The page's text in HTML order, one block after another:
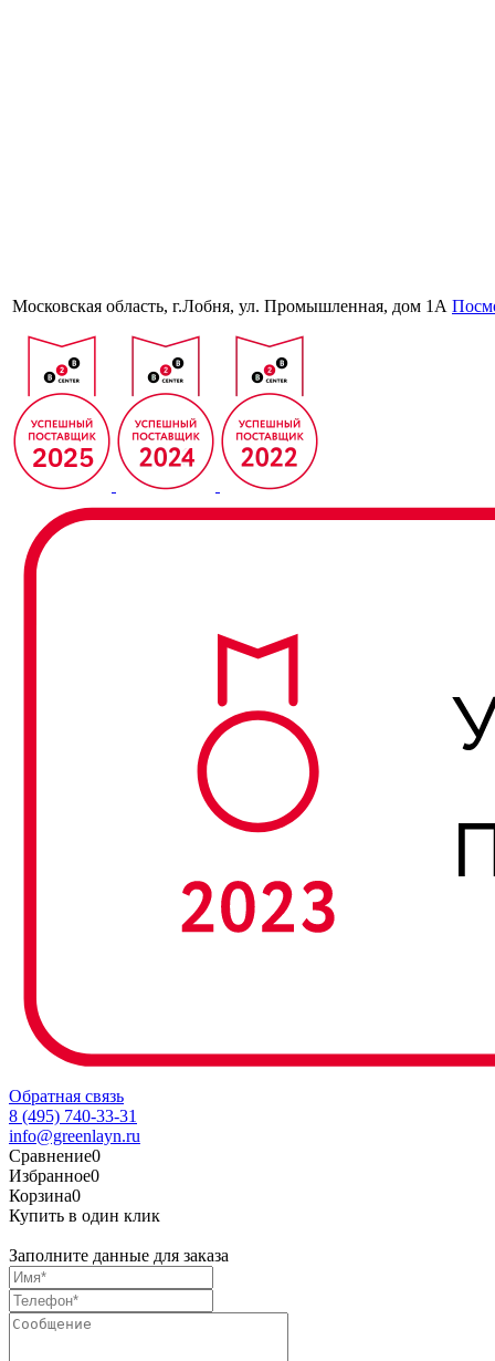
Московская область, г.Лобня, ул. Промышленная, дом 1А
Обратная связь
8 (495) 740-33-31
info@greenlayn.ru
Сравнение0
Избранное0
Корзина0
Купить в один клик
Заполните данные для заказа